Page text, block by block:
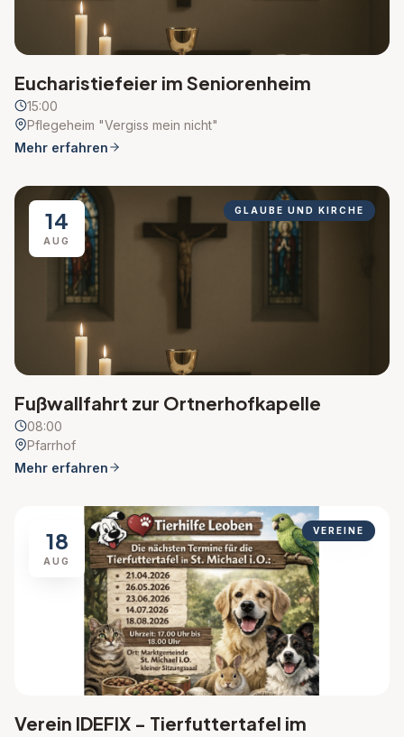
Eucharistiefeier im Seniorenheim
15:00
Pflegeheim "Vergiss mein nicht"
Mehr erfahren
14
AUG
GLAUBE UND KIRCHE
Fußwallfahrt zur Ortnerhofkapelle
08:00
Pfarrhof
Mehr erfahren
18
AUG
VEREINE
Verein IDEFIX - Tierfuttertafel im